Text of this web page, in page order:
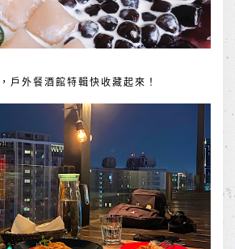
戶外餐酒館特輯快收藏起來！